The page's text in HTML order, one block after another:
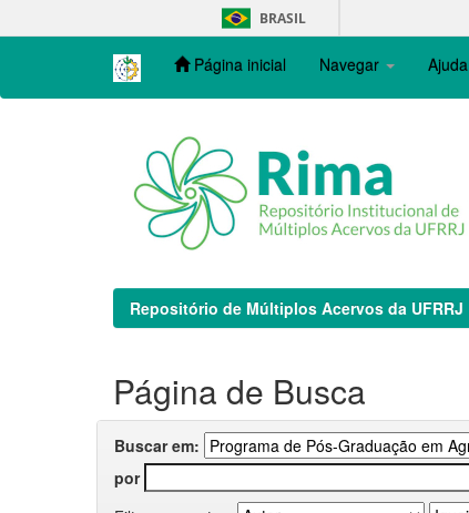
navigation
BRASIL
Página inicial Navegar Ajuda
Repositório de Múltiplos Acervos da UFRRJ
Página de Busca
Buscar em:
por